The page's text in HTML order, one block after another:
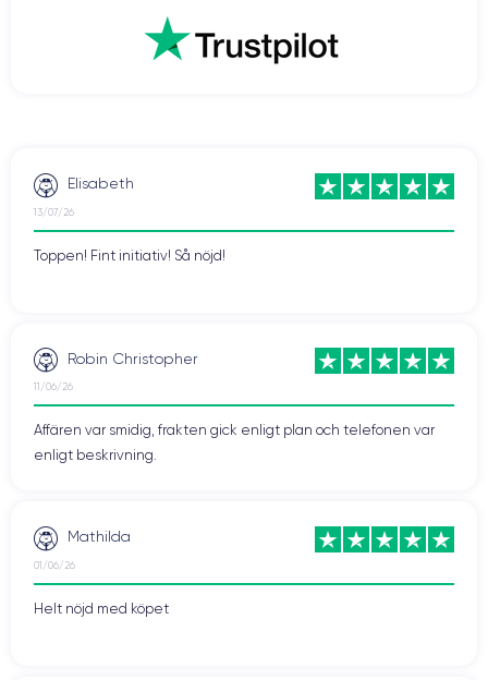
Elisabeth
13/07/26
Toppen! Fint initiativ! Så nöjd!
Robin Christopher
11/06/26
Affären var smidig, frakten gick enligt plan och telefonen var
enligt beskrivning.
Mathilda
01/06/26
Helt nöjd med köpet